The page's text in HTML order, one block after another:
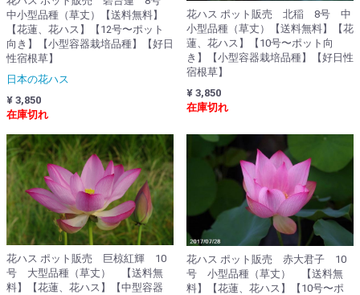
中小型品種（草丈）【送料無料】
【花蓮、花ハス】【12号〜ポット
向き】【小型容器栽培品種】【好日
性宿根草】
日本の花ハス
¥ 3,850
在庫切れ
花ハス ポット販売 北稲 8号 中
小型品種（草丈）【送料無料】【花
蓮、花ハス】【10号〜ポット向
き】【小型容器栽培品種】【好日性
宿根草】
¥ 3,850
在庫切れ
花ハス ポット販売 巨椋紅輝 10
号 大型品種（草丈） 【送料無
料】【花蓮、花ハス】【中型容器
花ハス ポット販売 赤大君子 10
号 小型品種（草丈） 【送料無
料】【花蓮、花ハス】【10号〜ポ